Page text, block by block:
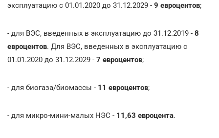
эксплуатацию с 01.01.2020 до 31.12.2029 - 9 евроцентов;
- для ВЭС, введенных в эксплуатацию до 31.12.2019 - 8
евроцентов. Для ВЭС, введенных в эксплуатацию с
01.01.2020 до 31.12.2029 - 7 евроцентов;
- для биогаза/биомассы - 11 евроцентов;
- для микро-мини-малых НЭС - 11,63 евроцента.